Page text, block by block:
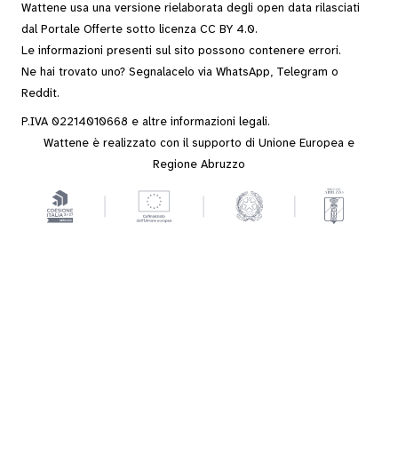
Wattene usa una versione rielaborata degli open data rilasciati
dal Portale Offerte sotto licenza CC BY 4.0.
Le informazioni presenti sul sito possono contenere errori.
Ne hai trovato uno? Segnalacelo via WhatsApp, Telegram o
Reddit.
P.IVA 02214010668 e altre informazioni legali.
Wattene è realizzato con il supporto di Unione Europea e
Regione Abruzzo